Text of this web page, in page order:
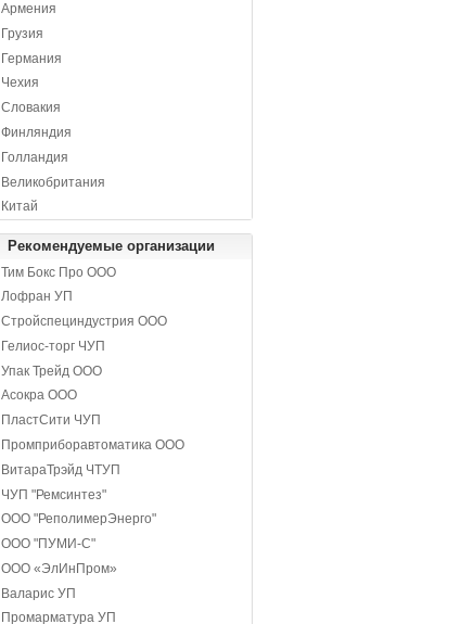
Армения
Грузия
Германия
Чехия
Словакия
Финляндия
Голландия
Великобритания
Китай
Рекомендуемые организации
Тим Бокс Про ООО
Лофран УП
Стройспециндустрия ООО
Гелиос-торг ЧУП
Упак Трейд ООО
Асокра ООО
ПластСити ЧУП
Промприборавтоматика ООО
ВитараТрэйд ЧТУП
ЧУП "Ремсинтез"
ООО "РеполимерЭнерго"
ООО "ПУМИ-С"
ООО «ЭлИнПром»
Валарис УП
Промарматура УП